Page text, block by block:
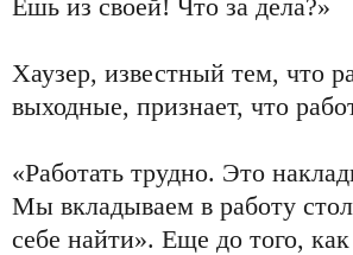
Ешь из своей! Что за дела?»
Хаузер, известный тем, что
выходные, признает, что
«Работать трудно. Это
Мы вкладываем в работу
себе найти». Еще до того,